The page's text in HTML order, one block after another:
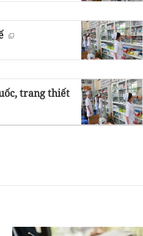
trang thiết